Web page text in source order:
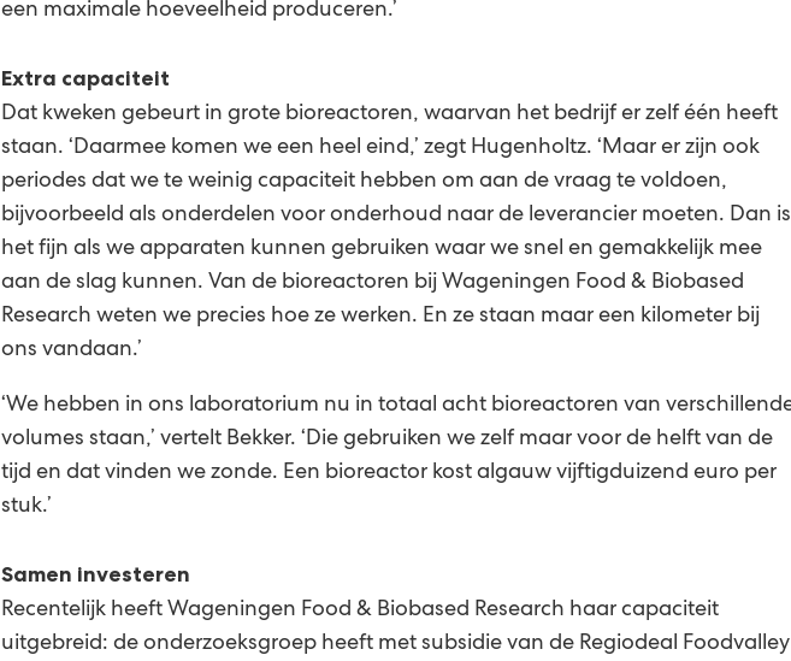
een maximale hoeveelheid produceren.’
Extra capaciteit
Dat kweken gebeurt in grote bioreactoren, waarvan het bedrijf er zelf één heeft
staan. ‘Daarmee komen we een heel eind,’ zegt Hugenholtz. ‘Maar er zijn ook
periodes dat we te weinig capaciteit hebben om aan de vraag te voldoen,
bijvoorbeeld als onderdelen voor onderhoud naar de leverancier moeten. Dan is
het fijn als we apparaten kunnen gebruiken waar we snel en gemakkelijk mee
aan de slag kunnen. Van de bioreactoren bij Wageningen Food & Biobased
Research weten we precies hoe ze werken. En ze staan maar een kilometer bij
ons vandaan.’
‘We hebben in ons laboratorium nu in totaal acht bioreactoren van
volumes staan,’ vertelt Bekker. ‘Die gebruiken we zelf maar voor de helft van de
tijd en dat vinden we zonde. Een bioreactor kost algauw vijftigduizend euro per
stuk.’
Samen investeren
Recentelijk heeft Wageningen Food & Biobased Research haar capaciteit
uitgebreid: de onderzoeksgroep heeft met subsidie van de Regiodeal Foodvalley